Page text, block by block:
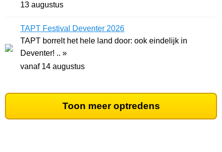
13 augustus
TAPT Festival Deventer 2026
TAPT borrelt het hele land door: ook eindelijk in
Deventer! .. »
vanaf 14 augustus
Toon meer optredens